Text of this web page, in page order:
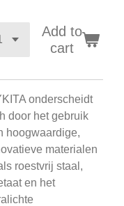
Add to
cart
onderscheidt
door het gebruik
hoogwaardige,
materialen
roestvrij staal,
en het